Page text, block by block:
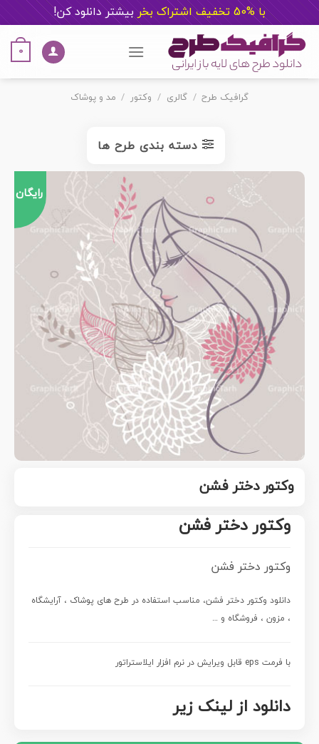
با %50 تخفیف اشتراک بخر بیشتر دانلود کن!
content
0
گرافیک طرح / گالری / وکتور / مد و پوشاک
دسته بندی طرح ها
رایگان
وکتور دختر فشن
وکتور دختر فشن
وکتور دختر فشن
دانلود وکتور دختر فشن، مناسب استفاده در طرح های پوشاک ، آرایشگاه
، مزون ، فروشگاه و …
با فرمت eps قابل ویرایش در نرم افزار ایلاستراتور
دانلود از لینک زیر